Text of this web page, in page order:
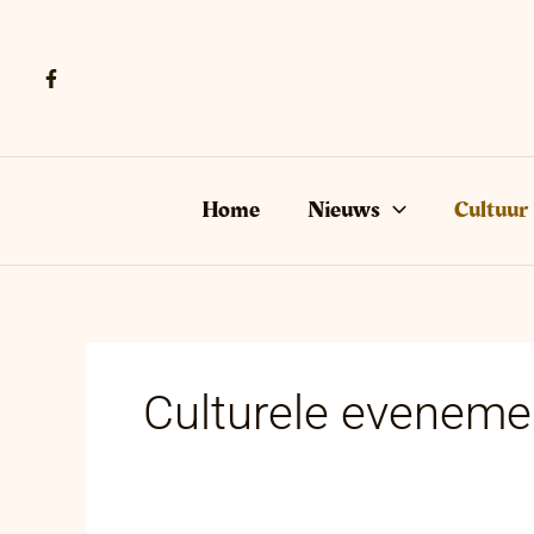
Home Nieuws Cultuur
Culturele